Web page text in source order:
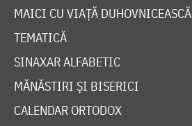
MAICI CU VIAȚĂ DUHOVNICEASCĂ
TEMATICĂ
SINAXAR ALFABETIC
MĂNĂSTIRI ȘI BISERICI
CALENDAR ORTODOX